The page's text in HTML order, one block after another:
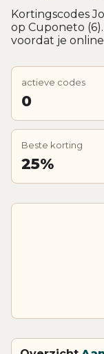
Kortingscodes
op Cuponeto
voordat je
actieve codes
0
Beste korting
25%